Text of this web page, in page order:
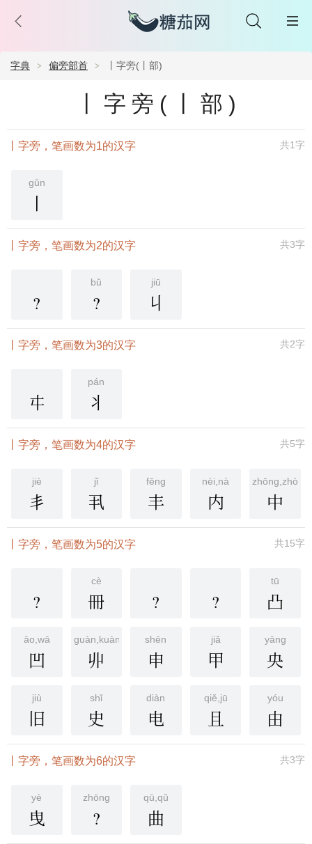
字典 偏旁部首 丨字旁(丨部)
丨字旁(丨部)
共1字
丨字旁，笔画数为1的汉字
gǔn
丨
共3字
丨字旁，笔画数为2的汉字
?
bǔ
?
jiū
丩
共2字
丨字旁，笔画数为3的汉字
㐄
pán
丬
共5字
丨字旁，笔画数为4的汉字
jiè
丯
jǐ
丮
fēng
丰
nèi,nà
内
zhōng,zhòng
中
共15字
丨字旁，笔画数为5的汉字
?
cè
冊 ? ?
tū
凸
āo,wā
凹
guàn,kuàng
丱
shēn
申
jiǎ
甲
yāng
央
jiù
旧
shǐ
史
diàn
电
qiě,jū
且
yóu
由
共3字
丨字旁，笔画数为6的汉字
yè
曳
zhōng
?
qū,qǔ
曲